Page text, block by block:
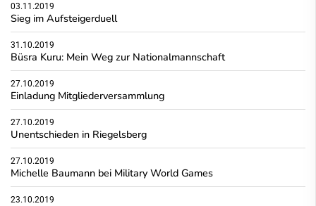
03.11.2019
Sieg im Aufsteigerduell
31.10.2019
Büsra Kuru: Mein Weg zur Nationalmannschaft
27.10.2019
Einladung Mitgliederversammlung
27.10.2019
Unentschieden in Riegelsberg
27.10.2019
Michelle Baumann bei Military World Games
23.10.2019